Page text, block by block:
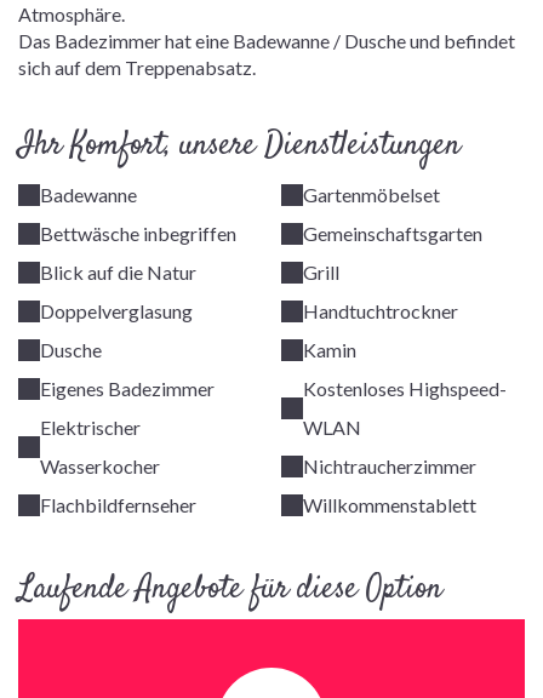
Atmosphäre.
Das Badezimmer hat eine Badewanne / Dusche und befindet
sich auf dem Treppenabsatz.
Ihr Komfort, unsere Dienstleistungen
Badewanne
Bettwäsche inbegriffen
Blick auf die Natur
Doppelverglasung
Dusche
Eigenes Badezimmer
Elektrischer
Wasserkocher
Flachbildfernseher
Gartenmöbelset
Gemeinschaftsgarten
Grill
Handtuchtrockner
Kamin
Kostenloses Highspeed-
WLAN
Nichtraucherzimmer
Willkommenstablett
Laufende Angebote für diese Option